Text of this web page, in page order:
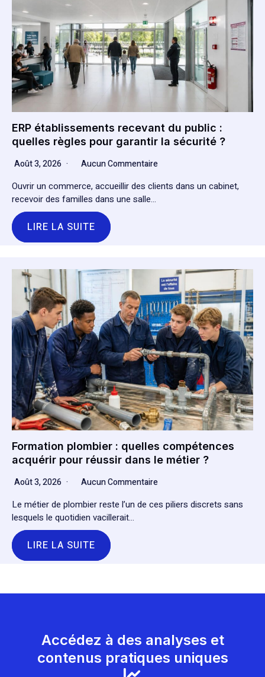
ERP établissements recevant du public :
quelles règles pour garantir la sécurité ?
Août 3, 2026
Aucun Commentaire
Ouvrir un commerce, accueillir des clients dans un cabinet,
recevoir des familles dans une salle…
LIRE LA SUITE
Formation plombier : quelles compétences
acquérir pour réussir dans le métier ?
Août 3, 2026
Aucun Commentaire
Le métier de plombier reste l’un de ces piliers discrets sans
lesquels le quotidien vacillerait…
LIRE LA SUITE
Accédez à des analyses et
contenus pratiques uniques